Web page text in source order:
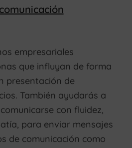
empresariales
que influyan de forma
presentación de
También ayudarás a
con fluidez,
para enviar mensajes
de comunicación como